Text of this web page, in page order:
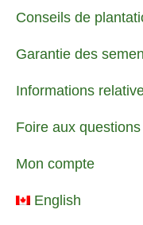
Conseils de
Garantie des
Informations
Foire aux questions
Mon compte
English